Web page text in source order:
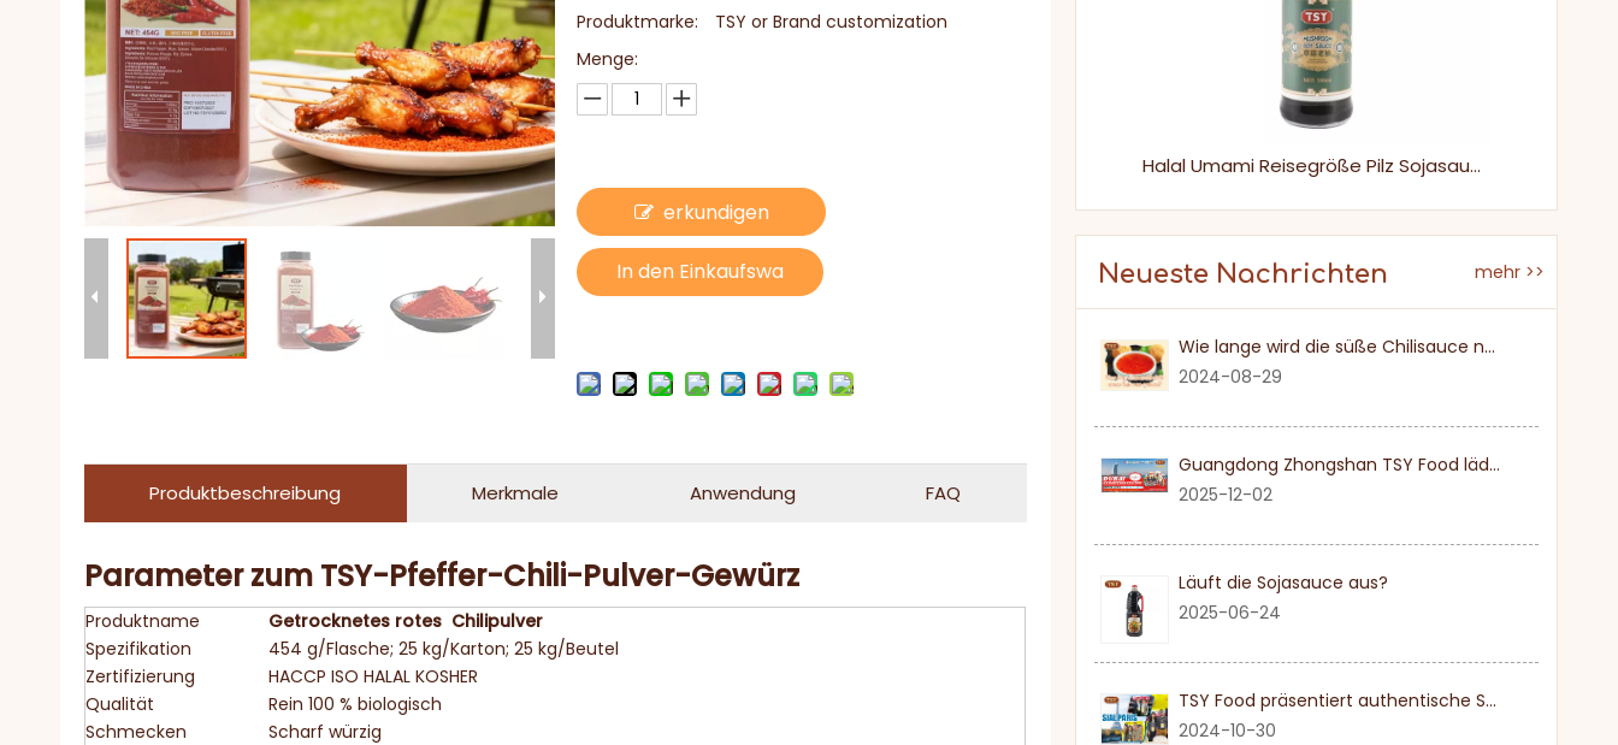
Produktmarke:
TSY or Brand customization
Menge:
erkundigen
In den Einkaufswa
Produktbeschreibung Merkmale Anwendung FAQ
Parameter zum TSY-Pfeffer-Chili-Pulver-Gewürz
Produktname Getrocknetes rotes Chilipulver
Spezifikation
454 g/Flasche; 25 kg/Karton; 25 kg/Beutel
Zertifizierung
HACCP ISO HALAL KOSHER
Qualität
Rein 100 % biologisch
Schmecken
Scharf würzig
Halal Umami Reisegröße Pilz Sojasauce für Supermarkt
Neueste Nachrichten mehr >>
Wie lange wird die süße Chilisauce nach einmal eröffnet?
2024-08-29
Guangdong Zhongshan TSY Food lädt Sie herzlich ein, die Dubai Gulfood Exhibition 2026 zu besuchen
2025-12-02
Läuft die Sojasauce aus?
2025-06-24
TSY Food präsentiert authentische Sojasauce auf der SIAL PARIS 2024
2024-10-30